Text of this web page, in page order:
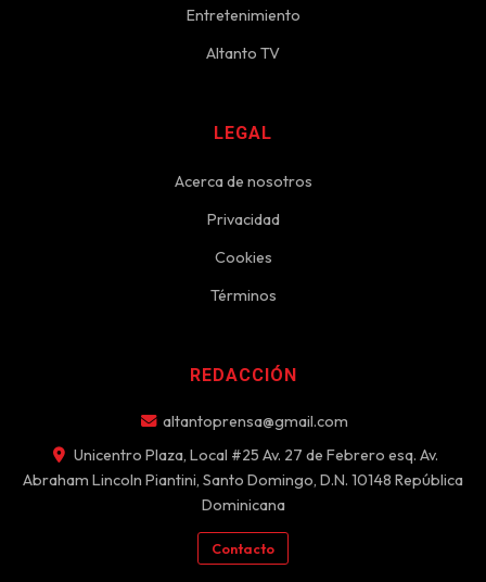
Entretenimiento
Altanto TV
LEGAL
Acerca de nosotros
Privacidad
Cookies
Términos
REDACCIÓN
altantoprensa@gmail.com
Unicentro Plaza, Local #25 Av. 27 de Febrero esq. Av.
Abraham Lincoln Piantini, Santo Domingo, D.N. 10148 República
Dominicana
Contacto